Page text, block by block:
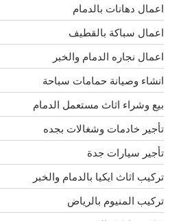
اعمال دهانات بالدمام
اعمال سباكة بالقطيف
اعمال نجاره الدمام والخبر
انشاء وصيانة حمامات سباحة
بيع وشراء اثاث مستعمل الدمام
تأجير خادمات وشغالات بجده
تأجير سيارات جدة
تركيب اثاث ايكيا بالدمام والخبر
تركيب المنيوم بالرياض